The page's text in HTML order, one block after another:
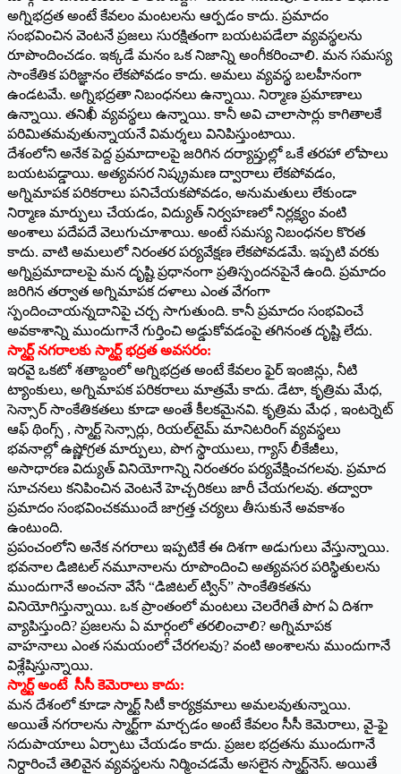
అగ్నిభద్రత అంటే కేవలం మంటలను ఆర్పడం కాదు. ప్రమాదం
సంభవించిన వెంటనే ప్రజలు సురక్షితంగా బయటపడేలా వ్యవస్థలను
రూపొందించడం. ఇక్కడే మనం ఒక నిజాన్ని అంగీకరించాలి. మన సమస్య
సాంకేతిక పరిజ్ఞానం లేకపోవడం కాదు. అమలు వ్యవస్థ బలహీనంగా
ఉండటమే. అగ్నిభద్రతా నిబంధనలు ఉన్నాయి. నిర్మాణ ప్రమాణాలు
ఉన్నాయి. తనిఖీ వ్యవస్థలు ఉన్నాయి. కానీ అవి చాలాసార్లు కాగితాలకే
పరిమితమవుతున్నాయనే విమర్శలు వినిపిస్తుంటాయి.
దేశంలోని అనేక పెద్ద ప్రమాదాలపై జరిగిన దర్యాప్తుల్లో ఒకే తరహా లోపాలు
బయటపడ్డాయి. అత్యవసర నిష్క్రమణ ద్వారాలు లేకపోవడం,
అగ్నిమాపక పరికరాలు పనిచేయకపోవడం, అనుమతులు లేకుండా
నిర్మాణ మార్పులు చేయడం, విద్యుత్ నిర్వహణలో నిర్లక్ష్యం వంటి
అంశాలు పదేపదే వెలుగుచూశాయి. అంటే సమస్య నిబంధనల కొరత
కాదు. వాటి అమలులో నిరంతర పర్యవేక్షణ లేకపోవడమే. ఇప్పటి వరకు
అగ్నిప్రమాదాలపై మన దృష్టి ప్రధానంగా ప్రతిస్పందనపైనే ఉంది. ప్రమాదం
జరిగిన తర్వాత అగ్నిమాపక దళాలు ఎంత వేగంగా
స్పందించాయన్నదానిపై చర్చ సాగుతుంది. కానీ ప్రమాదం సంభవించే
అవకాశాన్ని ముందుగానే గుర్తించి అడ్డుకోవడంపై తగినంత దృష్టి లేదు.
స్మార్ట్ నగరాలకు స్మార్ట్ భద్రత అవసరం:
ఇరవై ఒకటో శతాబ్దంలో అగ్నిభద్రత అంటే కేవలం ఫైర్ ఇంజిన్లు, నీటి
ట్యాంకులు, అగ్నిమాపక పరికరాలు మాత్రమే కాదు. డేటా, కృత్రిమ మేధ,
సెన్సార్ సాంకేతికతలు కూడా అంతే కీలకమైనవి. కృత్రిమ మేధ , ఇంటర్నెట్
ఆఫ్ థింగ్స్ , స్మార్ట్ సెన్సార్లు, రియల్‌టైమ్ మానిటరింగ్ వ్యవస్థలు
భవనాల్లో ఉష్ణోగ్రత మార్పులు, పొగ స్థాయులు, గ్యాస్ లీకేజీలు,
అసాధారణ విద్యుత్ వినియోగాన్ని నిరంతరం పర్యవేక్షించగలవు. ప్రమాద
సూచనలు కనిపించిన వెంటనే హెచ్చరికలు జారీ చేయగలవు. తద్వారా
ప్రమాదం సంభవించకముందే జాగ్రత్త చర్యలు తీసుకునే అవకాశం
ఉంటుంది.
ప్రపంచంలోని అనేక నగరాలు ఇప్పటికే ఈ దిశగా అడుగులు వేస్తున్నాయి.
భవనాల డిజిటల్ నమూనాలను రూపొందించి అత్యవసర పరిస్థితులను
ముందుగానే అంచనా వేసే “డిజిటల్ ట్విన్” సాంకేతికతను
వినియోగిస్తున్నాయి. ఒక ప్రాంతంలో మంటలు చెలరేగితే పొగ ఏ దిశగా
వ్యాపిస్తుంది? ప్రజలను ఏ మార్గంలో తరలించాలి? అగ్నిమాపక
వాహనాలు ఎంత సమయంలో చేరగలవు? వంటి అంశాలను ముందుగానే
విశ్లేషిస్తున్నాయి.
స్మార్ట్ అంటే సీసీ కెమెరాలు కాదు:
మన దేశంలో కూడా స్మార్ట్ సిటీ కార్యక్రమాలు అమలవుతున్నాయి.
అయితే నగరాలను స్మార్ట్‌గా మార్చడం అంటే కేవలం సీసీ కెమెరాలు, వై-ఫై
సదుపాయాలు ఏర్పాటు చేయడం కాదు. ప్రజల భద్రతను ముందుగానే
నిర్ధారించే తెలివైన వ్యవస్థలను నిర్మించడమే అసలైన స్మార్ట్‌నెస్. అయితే